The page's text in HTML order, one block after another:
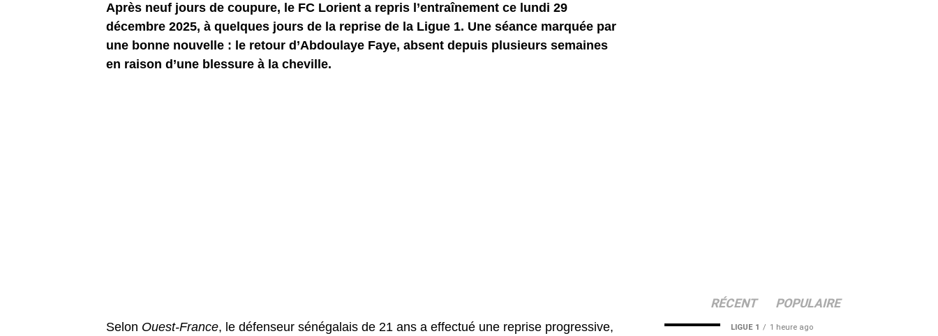
Après neuf jours de coupure, le FC Lorient a repris l’entraînement ce lundi 29
décembre 2025, à quelques jours de la reprise de la Ligue 1. Une séance marquée par
une bonne nouvelle : le retour d’Abdoulaye Faye, absent depuis plusieurs semaines
en raison d’une blessure à la cheville.
Selon Ouest-France, le défenseur sénégalais de 21 ans a effectué une reprise progressive,
RÉCENT POPULAIRE
LIGUE 1 1 heure ago